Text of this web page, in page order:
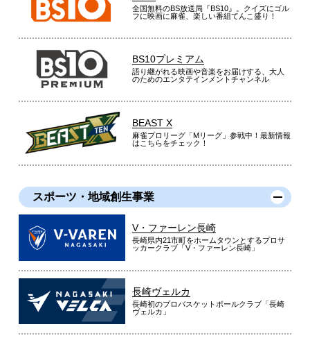
全国無料のBS放送局『BS10』。クイズにゴル
フに映画に麻雀、楽しい番組てんこ盛り！
BS10プレミアム
語り継がれる映画や音楽をお届けする、大人
のためのエンタテインメントチャンネル
BEAST X
麻雀プロリーグ「Mリーグ」参戦中！最新情報
はこちらをチェック！
スポーツ・地域創生事業
V・ファーレン長崎
長崎県内21市町をホームタウンとするプロサ
ッカークラブ「V・ファーレン長崎」
長崎ヴェルカ
長崎初のプロバスケットボールクラブ「長崎
ヴェルカ」